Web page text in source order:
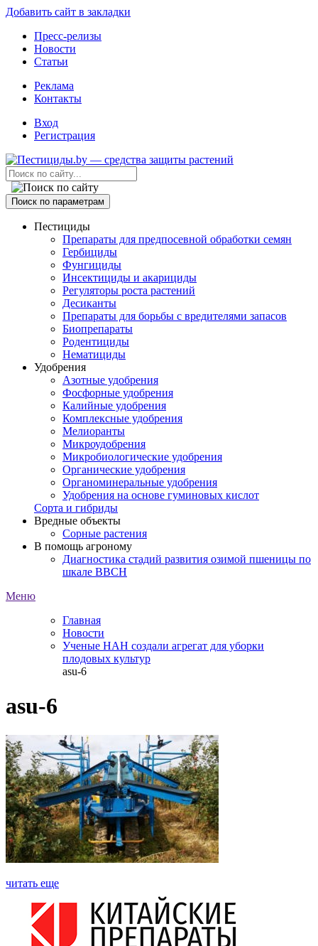
Добавить сайт в закладки
Пресс-релизы
Новости
Статьи
Реклама
Контакты
Вход
Регистрация
Поиск по параметрам
Пестициды
Препараты для предпосевной обработки семян
Гербициды
Фунгициды
Инсектициды и акарициды
Регуляторы роста растений
Десиканты
Препараты для борьбы с вредителями запасов
Биопрепараты
Родентициды
Нематициды
Удобрения
Азотные удобрения
Фосфорные удобрения
Калийные удобрения
Комплексные удобрения
Мелиоранты
Микроудобрения
Микробиологические удобрения
Органические удобрения
Органоминеральные удобрения
Удобрения на основе гуминовых кислот
Сорта и гибриды
Вредные объекты
Сорные растения
В помощь агроному
Диагностика стадий развития озимой пшеницы по
шкале ВВСН
Меню
Главная
Новости
Ученые НАН создали агрегат для уборки
плодовых культур
asu-6
asu-6
читать еще